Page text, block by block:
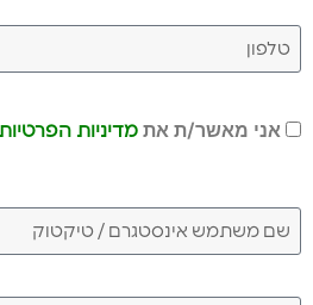
אני מאשר/ת את מדיניות